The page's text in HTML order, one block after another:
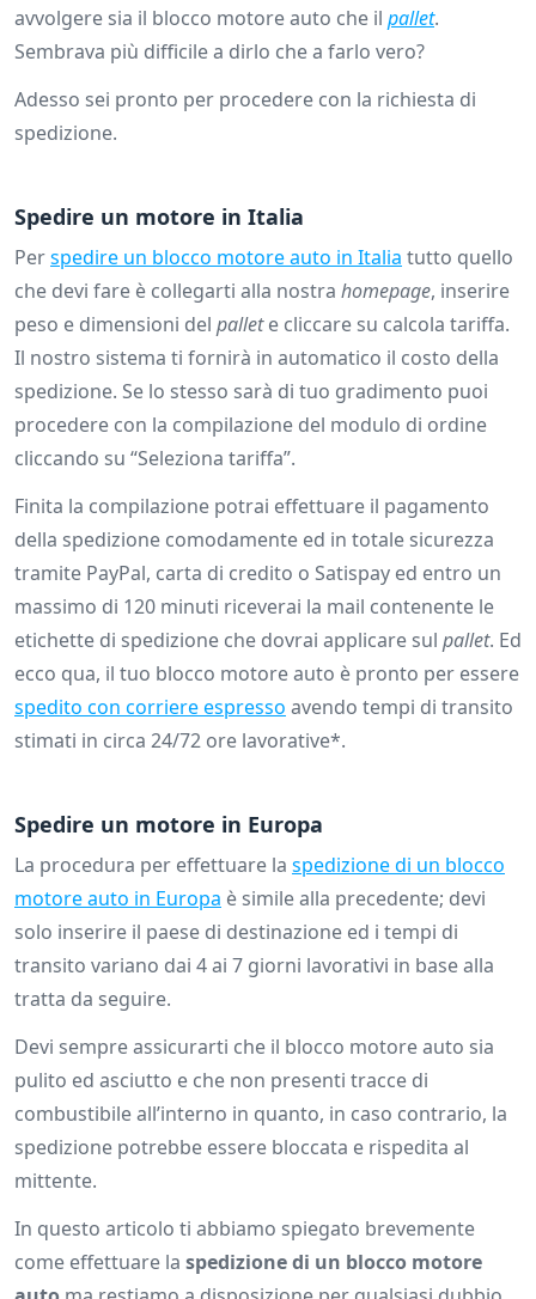
avvolgere sia il blocco motore auto che il pallet.
Sembrava più difficile a dirlo che a farlo vero?
Adesso sei pronto per procedere con la richiesta di
spedizione.
Spedire un motore in Italia
Perspedire un blocco motore auto in Italia tutto quello
che devi fare è collegarti alla nostra homepage, inserire
peso e dimensioni del pallete cliccare su calcola tariffa.
Il nostro sistema ti fornirà in automatico il costo della
spedizione. Se lo stesso sarà di tuo gradimento puoi
procedere con la compilazione del modulo di ordine
cliccando su “Seleziona tariffa”.
Finita la compilazione potrai effettuare il pagamento
della spedizione comodamente ed in totale sicurezza
tramite PayPal, carta di credito o Satispay ed entro un
massimo di 120 minuti riceverai la mail contenente le
etichette di spedizione che dovrai applicare sul pallet. Ed
ecco qua, il tuo blocco motore auto è pronto per essere
spedito con corriere espresso avendo tempi di transito
stimati in circa 24/72 ore lavorative*.
Spedire un motore in Europa
La procedura per effettuare la spedizione di un blocco
motore auto in Europa è simile alla precedente; devi
solo inserire il paese di destinazione ed i tempi di
transito variano dai 4 ai 7 giorni lavorativi in base alla
tratta da seguire.
Devi sempre assicurarti che il blocco motore auto sia
pulito ed asciutto e che non presenti tracce di
combustibile all’interno in quanto, in caso contrario, la
spedizione potrebbe essere bloccata e rispedita al
mittente.
In questo articolo ti abbiamo spiegato brevemente
come effettuare la spedizione di un blocco motore